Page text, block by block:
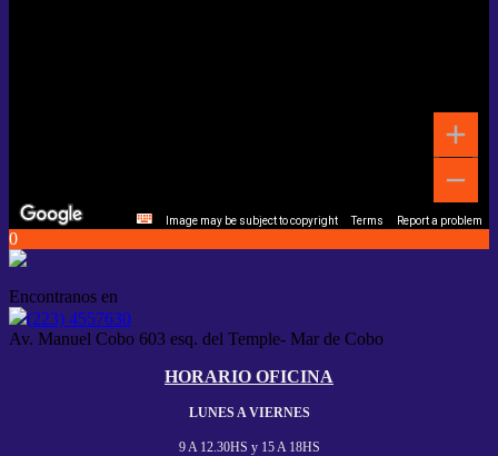
Image may be subject to copyright Terms Report a problem
0
Encontranos en
(223) 4557630
Av. Manuel Cobo 603 esq. del Temple- Mar de Cobo
HORARIO OFICINA
LUNES A VIERNES
9 A 12.30HS y 15 A 18HS